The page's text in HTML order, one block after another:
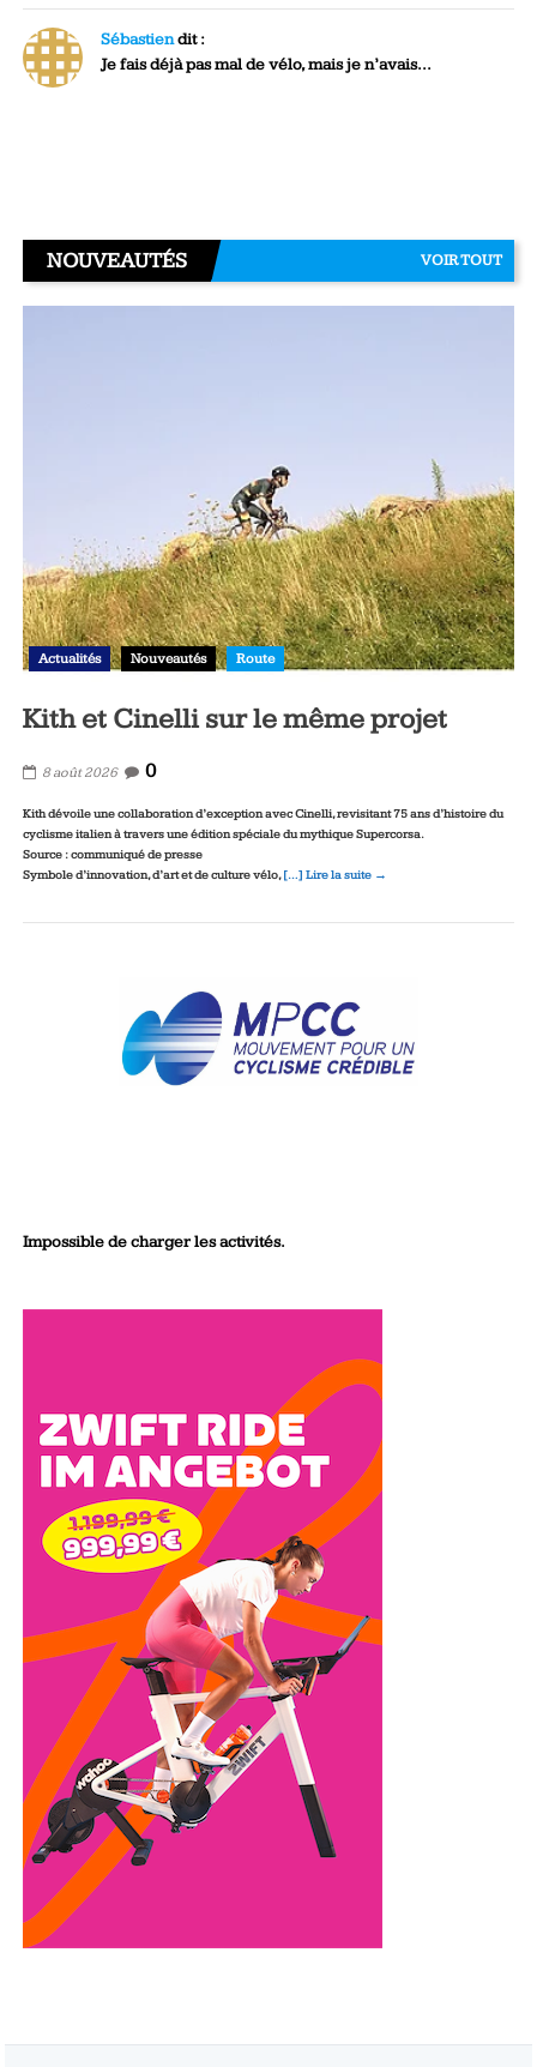
Sébastiendit :
Je fais déjà pas mal de vélo, mais je n’avais...
NOUVEAUTÉS VOIR TOUT
Actualités Nouveautés Route
Kith et Cinelli sur le même projet
8 août 2026 0
Kith dévoile une collaboration d’exception avec Cinelli, revisitant 75 ans d’histoire du
cyclisme italien à travers une édition spéciale du mythique Supercorsa.
Source : communiqué de presse
Symbole d’innovation, d’art et de culture vélo,[…] Lire la suite →
Impossible de charger les activités.